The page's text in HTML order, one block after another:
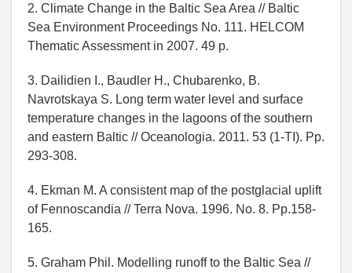
2. Climate Change in the Baltic Sea Area // Baltic
Sea Environment Proceedings No. 111. HELCOM
Thematic Assessment in 2007. 49 р.
3. Dailidien I., Baudler H., Chubarenko, B.
Navrotskaya S. Long term water level and surface
temperature changes in the lagoons of the southern
and eastern Baltic // Oceanologia. 2011. 53 (1-TI). Pp.
293-308.
4. Ekman M. A consistent map of the postglacial uplift
of Fennoscandia // Terra Nova. 1996. No. 8. Pp.158-
165.
5. Graham Phil. Modelling runoff to the Baltic Sea //